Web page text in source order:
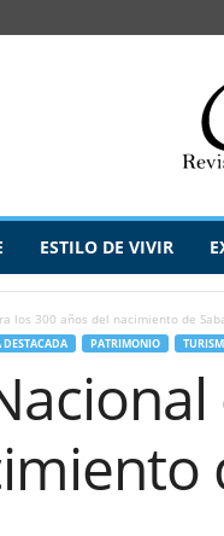
ESTILO DE VIVIR
los 300 años del nacimiento de
PATRIMONIO